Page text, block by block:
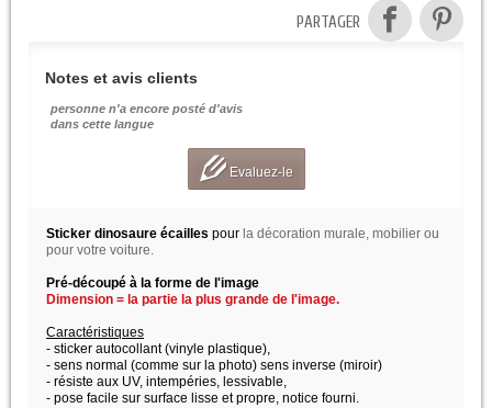
PARTAGER
Notes et avis clients
personne n'a encore posté d'avis
dans cette langue
Evaluez-le
Sticker dinosaure écailles pour la décoration murale, mobilier ou
pour votre voiture.
Pré-découpé à la forme de l'image
Dimension = la partie la plus grande de l'image.
Caractéristiques
- sticker autocollant (vinyle plastique),
- sens normal (comme sur la photo) sens inverse (miroir)
- résiste aux UV, intempéries, lessivable,
- pose facile sur surface lisse et propre, notice fourni.